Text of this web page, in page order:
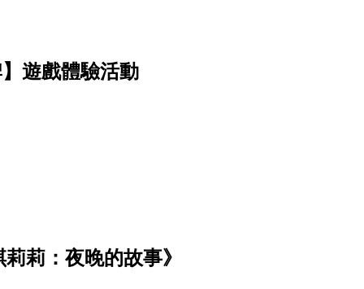
遊戲體驗活動
莉：夜晚的故事》